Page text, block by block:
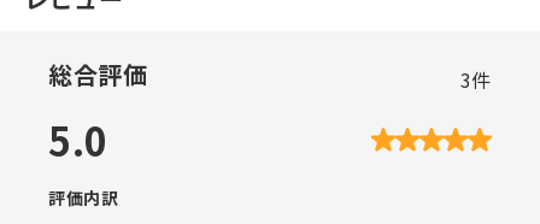
総合評価 3件
5.0
評価内訳